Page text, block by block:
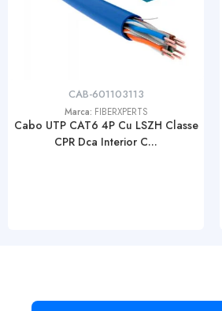
CAB-601103113
Marca: FIBERXPERTS
Cabo UTP CAT6 4P Cu LSZH Classe
CPR Dca Interior C...